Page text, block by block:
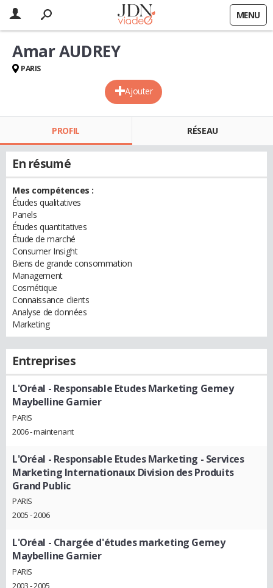
MENU
Ajouter
Amar AUDREY
PARIS
PROFIL RÉSEAU
En résumé
Mes compétences :
Études qualitatives
Panels
Études quantitatives
Étude de marché
Consumer Insight
Biens de grande consommation
Management
Cosmétique
Connaissance clients
Analyse de données
Marketing
Entreprises
L'Oréal - Responsable Etudes Marketing Gemey
Maybelline Garnier
PARIS
2006 - maintenant
L'Oréal - Responsable Etudes Marketing - Services
Marketing Internationaux Division des Produits
Grand Public
PARIS
2005 - 2006
L'Oréal - Chargée d'études marketing Gemey
Maybelline Garnier
PARIS
2003 - 2005